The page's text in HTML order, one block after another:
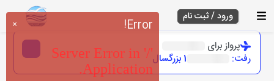
ورود / ثبت نام
پرواز برای
رفت:
1 بزرگسال
× Error!
Server Error in '/'
Application.